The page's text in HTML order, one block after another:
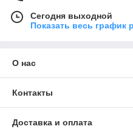
Сегодня выходной
Показать весь график
О нас
Контакты
Доставка и оплата